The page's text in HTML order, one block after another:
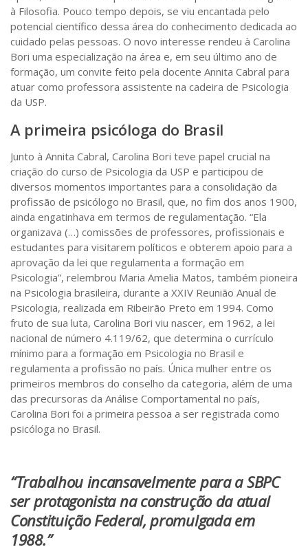
à Filosofia. Pouco tempo depois, se viu encantada pelo
potencial científico dessa área do conhecimento dedicada ao
cuidado pelas pessoas. O novo interesse rendeu à Carolina
Bori uma especialização na área e, em seu último ano de
formação, um convite feito pela docente Annita Cabral para
atuar como professora assistente na cadeira de Psicologia
da USP.
A primeira psicóloga do Brasil
Junto à Annita Cabral, Carolina Bori teve papel crucial na
criação do curso de Psicologia da USP e participou de
diversos momentos importantes para a consolidação da
profissão de psicólogo no Brasil, que, no fim dos anos 1900,
ainda engatinhava em termos de regulamentação. “Ela
organizava (…) comissões de professores, profissionais e
estudantes para visitarem políticos e obterem apoio para a
aprovação da lei que regulamenta a formação em
Psicologia”, relembrou Maria Amelia Matos, também pioneira
na Psicologia brasileira, durante a XXIV Reunião Anual de
Psicologia, realizada em Ribeirão Preto em 1994. Como
fruto de sua luta, Carolina Bori viu nascer, em 1962, a lei
nacional de número 4.119/62, que determina o currículo
mínimo para a formação em Psicologia no Brasil e
regulamenta a profissão no país. Única mulher entre os
primeiros membros do conselho da categoria, além de uma
das precursoras da Análise Comportamental no país,
Carolina Bori foi a primeira pessoa a ser registrada como
psicóloga no Brasil.
“Trabalhou incansavelmente para a SBPC
ser protagonista na construção da atual
Constituição Federal, promulgada em
1988.”